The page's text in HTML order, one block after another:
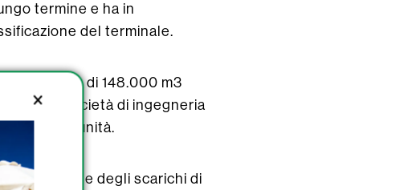
termine e ha in
del terminale.
unità di 148.000 m3
IHI e la società di ingegneria
la settima unità.
degli scarichi di